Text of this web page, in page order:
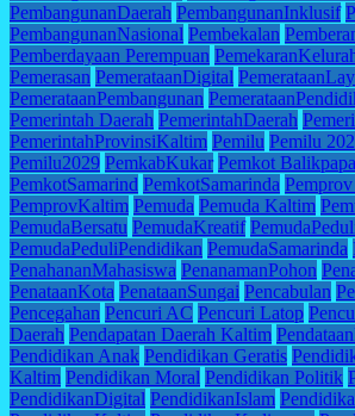
PembangunanDaerah PembangunanInklusif
PembangunanNasional Pembekalan
Pemberdayaan Perempuan
Pemerasan PemerataanDigital
PemerataanPembangunan
Pemerintah Daerah PemerintahDaerah
PemerintahProvinsiKaltim Pemilu Pemilu
Pemilu2029 PemkabKukar Pemkot
PemkotSamarind PemkotSamarinda
PemprovKaltim Pemuda Pemuda Kaltim
PemudaBersatu PemudaKreatif
PemudaPeduliPendidikan PemudaSamarinda
PenahananMahasiswa PenanamanPohon
PenataanKota PenataanSungai Pencabulan
Pencegahan Pencuri AC Pencuri Latop
Daerah Pendapatan Daerah Kaltim
Pendidikan Anak Pendidikan Geratis
Kaltim Pendidikan Moral Pendidikan Politik
PendidikanDigital PendidikanIslam